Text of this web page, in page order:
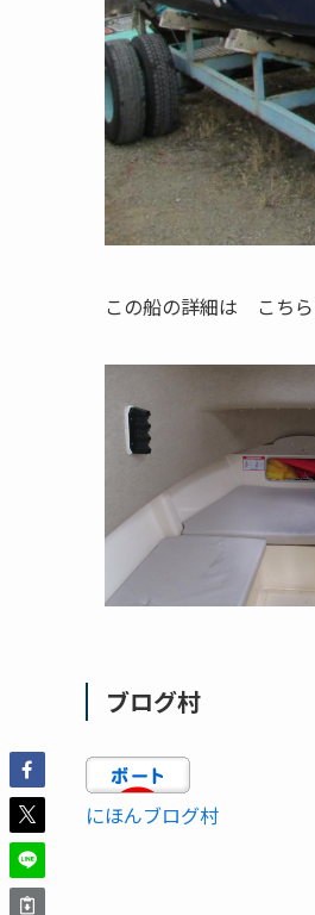
この船の詳細は こち
ブログ村
にほんブログ村